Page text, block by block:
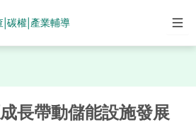
碳權| 產業輔導
長帶動儲能設施發展